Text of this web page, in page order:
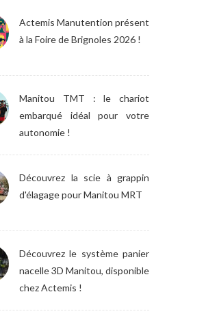
Actemis Manutention présent
à la Foire de Brignoles 2026 !
Manitou TMT : le chariot
embarqué idéal pour votre
autonomie !
Découvrez la scie à grappin
d'élagage pour Manitou MRT
Découvrez le système panier
nacelle 3D Manitou, disponible
chez Actemis !